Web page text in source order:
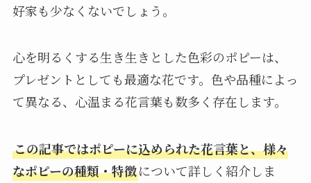
好家も少なくないでしょう。
心を明るくする生き生きとした色彩のポピーは、
プレゼントとしても最適な花です。色や品種によっ
て異なる、心温まる花言葉も数多く存在します。
この記事ではポピーに込められた花言葉と、様々
なポピーの種類・特徴について詳しく紹介しま